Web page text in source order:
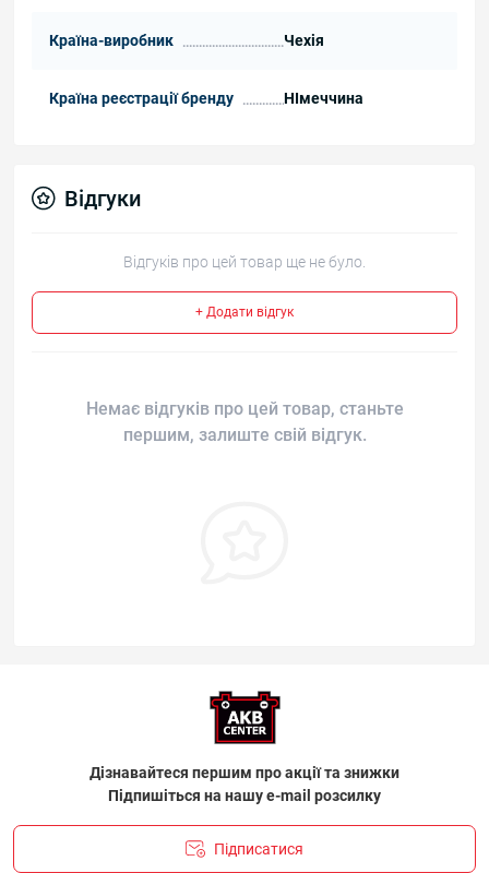
Країна-виробник Чехія
Країна реєстрації бренду НІмеччина
Відгуки
Відгуків про цей товар ще не було.
+ Додати відгук
Немає відгуків про цей товар, станьте
першим, залиште свій відгук.
Дізнавайтеся першим про акції та знижки
Підпишіться на нашу e-mail розсилку
Підписатися